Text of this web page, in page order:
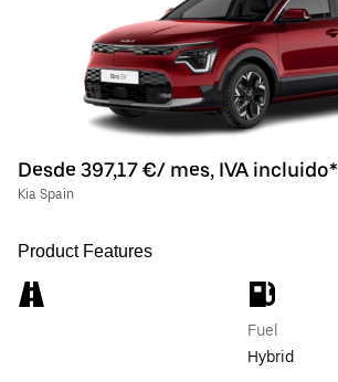
Desde 397,17 €/ mes, IVA incluido*
Kia Spain
Product Features
Fuel
Hybrid